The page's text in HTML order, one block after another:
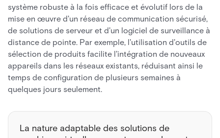
système robuste à la fois efficace et évolutif lors de la
mise en œuvre d'un réseau de communication sécurisé,
de solutions de serveur et d'un logiciel de surveillance à
distance de pointe. Par exemple, l'utilisation d'outils de
sélection de produits facilite l'intégration de nouveaux
appareils dans les réseaux existants, réduisant ainsi le
temps de configuration de plusieurs semaines à
quelques jours seulement.
La nature adaptable des solutions de